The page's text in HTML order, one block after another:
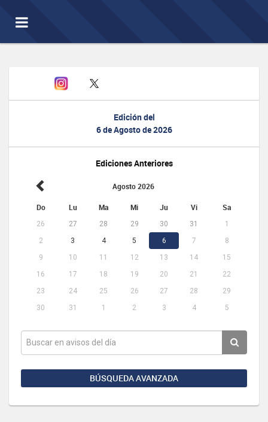
Toggle
navigation
Edición del
6 de Agosto de 2026
Ediciones Anteriores
Agosto 2026
Do Lu Ma Mi Ju Vi Sa
26 27 28 29 30 31
1
2
3 4 5 6 7
8
9
10 11 12 13 14
15
16
17 18 19 20 21
22
23
24 25 26 27 28
29
30
31 1 2 3 4 5
BÚSQUEDA AVANZADA